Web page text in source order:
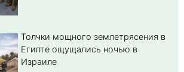
Толчки мощного землетрясения в
Египте ощущались ночью в
Израиле